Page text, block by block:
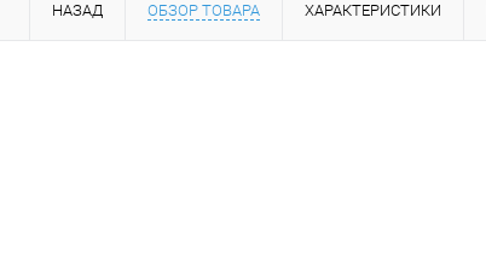
НАЗАД ОБЗОР ТОВАРА ХАРАКТЕРИСТИКИ